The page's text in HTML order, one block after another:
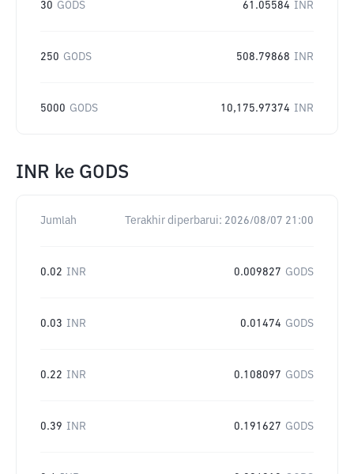
30 GODS 61.05584 INR
250 GODS 508.79868 INR
5000 GODS 10,175.97374 INR
INR ke GODS
Jumlah Terakhir diperbarui: 2026/08/07 21:00
0.02 INR 0.009827 GODS
0.03 INR 0.01474 GODS
0.22 INR 0.108097 GODS
0.39 INR 0.191627 GODS